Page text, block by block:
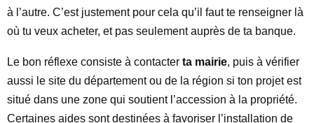
à l’autre. C’est justement pour cela qu’il faut te renseigner là
où tu veux acheter, et pas seulement auprès de ta banque.
Le bon réflexe consiste à contacter ta mairie, puis à vérifier
aussi le site du département ou de la région si ton projet est
situé dans une zone qui soutient l’accession à la propriété.
Certaines aides sont destinées à favoriser l’installation de